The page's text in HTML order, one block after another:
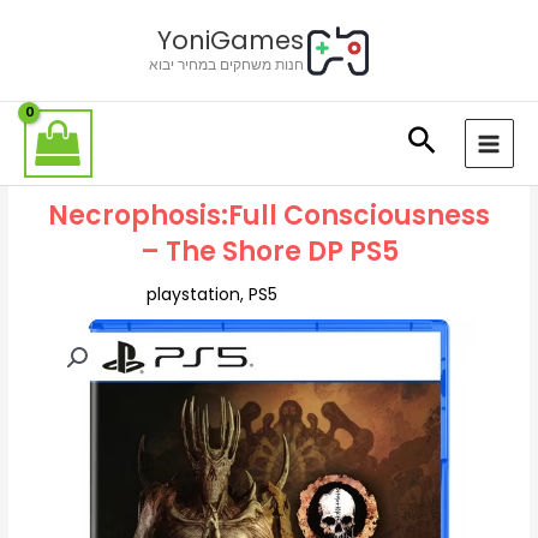
YoniGames
חנות משחקים במחיר יבוא
Necrophosis:Full Consciousness
– The Shore DP PS5
playstation,PS5